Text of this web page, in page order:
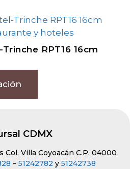
RPT16 16cm
CDMX
Col. Villa Coyoacán C.P. 04000
– 51242782 y 51242738